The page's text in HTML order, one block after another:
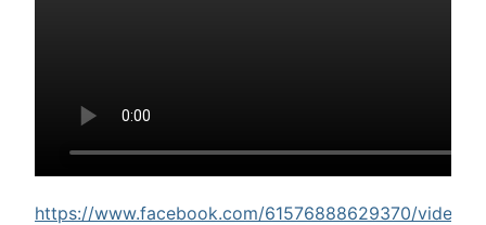
https://www.facebook.com/61576888629370/videos/